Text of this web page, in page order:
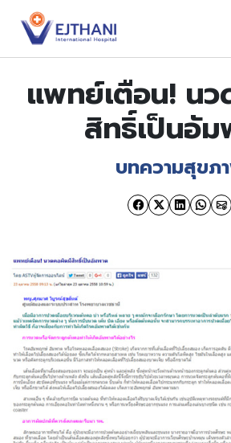
Skip to content
แพทย์เตือน! น
สิทธิ์เป็นอั
บทความสุขภ